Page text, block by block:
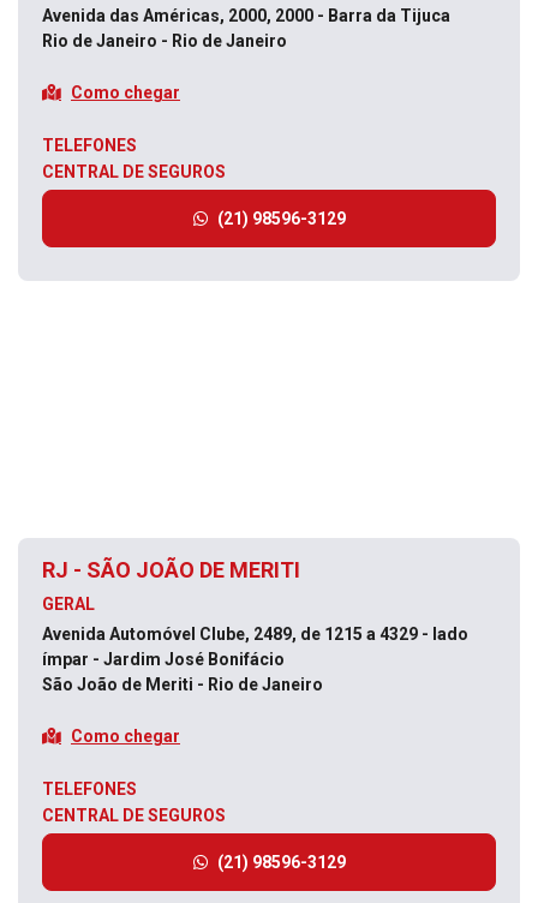
Avenida das Américas, 2000, 2000 - Barra da Tijuca
Rio de Janeiro - Rio de Janeiro
Como chegar
TELEFONES
CENTRAL DE SEGUROS
(21) 98596-3129
RJ - SÃO JOÃO DE MERITI
GERAL
Avenida Automóvel Clube, 2489, de 1215 a 4329 - lado
ímpar - Jardim José Bonifácio
São João de Meriti - Rio de Janeiro
Como chegar
TELEFONES
CENTRAL DE SEGUROS
(21) 98596-3129